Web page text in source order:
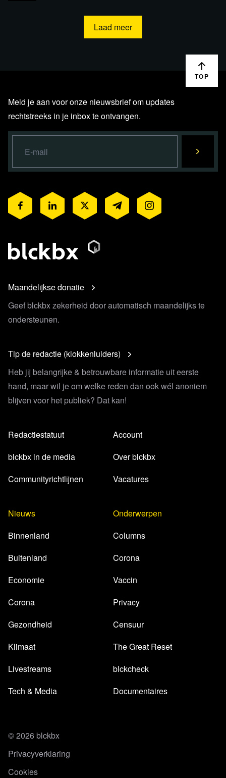
Laad meer
TOP
Meld je aan voor onze nieuwsbrief om updates
rechtstreeks in je inbox te ontvangen.
Maandelijkse donatie
Geef blckbx zekerheid door automatisch maandelijks te
ondersteunen.
Tip de redactie (klokkenluiders)
Heb jij belangrijke & betrouwbare informatie uit eerste
hand, maar wil je om welke reden dan ook wél anoniem
blijven voor het publiek? Dat kan!
Redactiestatuut
blckbx in de media
Communityrichtlijnen
Account
Over blckbx
Vacatures
Nieuws
Binnenland
Buitenland
Economie
Corona
Gezondheid
Klimaat
Livestreams
Tech & Media
Onderwerpen
Columns
Corona
Vaccin
Privacy
Censuur
The Great Reset
blckcheck
Documentaires
© 2026 blckbx
Privacyverklaring
Cookies